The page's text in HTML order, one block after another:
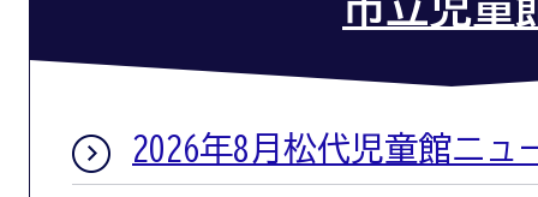
2026年8月松代児童館ニュ